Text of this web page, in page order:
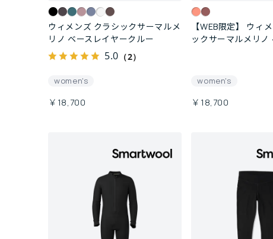
ウィメンズ クラシックサーマルメ
リノ ベースレイヤークルー
5.0 （2）
women's
￥18,700
【WEB限定】 ウィ
ックサーマルメリノ
women's
￥18,700